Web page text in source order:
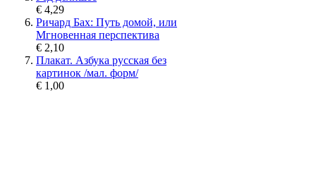
€ 4,29
Ричард Бах: Путь домой, или
Мгновенная перспектива
€ 2,10
Плакат. Азбука русская без
картинок /мал. форм/
€ 1,00